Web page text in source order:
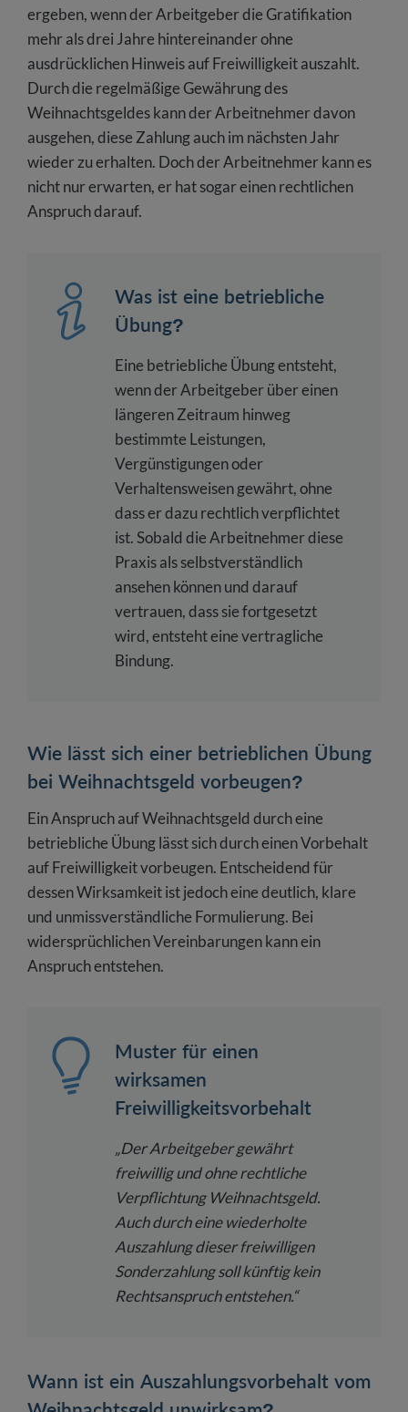
ergeben, wenn der Arbeitgeber die Gratifikation
mehr als drei Jahre hintereinander ohne
ausdrücklichen Hinweis auf Freiwilligkeit auszahlt.
Durch die regelmäßige Gewährung des
Weihnachtsgeldes kann der Arbeitnehmer davon
ausgehen, diese Zahlung auch im nächsten Jahr
wieder zu erhalten. Doch der Arbeitnehmer kann es
nicht nur erwarten, er hat sogar einen rechtlichen
Anspruch darauf.
Was ist eine betriebliche
Übung?
Eine betriebliche Übung entsteht,
wenn der Arbeitgeber über einen
längeren Zeitraum hinweg
bestimmte Leistungen,
Vergünstigungen oder
Verhaltensweisen gewährt, ohne
dass er dazu rechtlich verpflichtet
ist. Sobald die Arbeitnehmer diese
Praxis als selbstverständlich
ansehen können und darauf
vertrauen, dass sie fortgesetzt
wird, entsteht eine vertragliche
Bindung.
Wie lässt sich einer betrieblichen Übung
bei Weihnachtsgeld vorbeugen?
Ein Anspruch auf Weihnachtsgeld durch eine
betriebliche Übung lässt sich durch einen Vorbehalt
auf Freiwilligkeit vorbeugen. Entscheidend für
dessen Wirksamkeit ist jedoch eine deutlich, klare
und unmissverständliche Formulierung. Bei
widersprüchlichen Vereinbarungen kann ein
Anspruch entstehen.
Muster für einen
wirksamen
Freiwilligkeitsvorbehalt
„Der Arbeitgeber gewährt
freiwillig und ohne rechtliche
Verpflichtung Weihnachtsgeld.
Auch durch eine wiederholte
Auszahlung dieser freiwilligen
Sonderzahlung soll künftig kein
Rechtsanspruch entstehen.“
Wann ist ein Auszahlungsvorbehalt vom